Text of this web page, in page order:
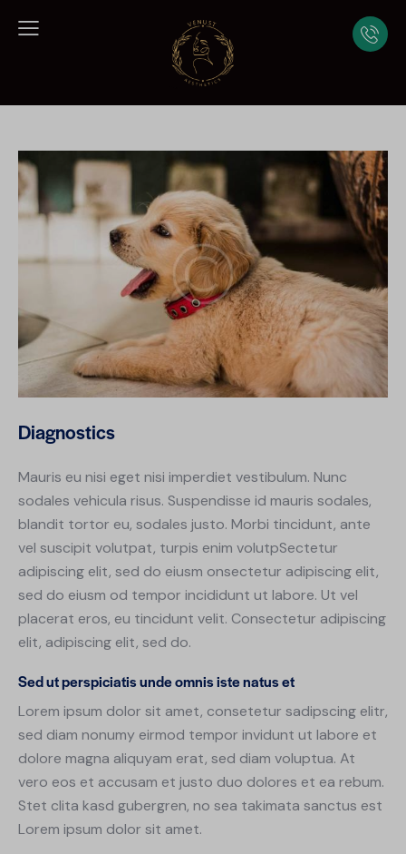
Diagnostics
Mauris eu nisi eget nisi imperdiet vestibulum. Nunc
sodales vehicula risus. Suspendisse id mauris sodales,
blandit tortor eu, sodales justo. Morbi tincidunt, ante
vel suscipit volutpat, turpis enim volutpSectetur
adipiscing elit, sed do eiusm onsectetur adipiscing elit,
sed do eiusm od tempor incididunt ut labore. Ut vel
placerat eros, eu tincidunt velit. Consectetur adipiscing
elit, adipiscing elit, sed do.
Sed ut perspiciatis unde omnis iste natus et
Lorem ipsum dolor sit amet, consetetur sadipscing elitr,
sed diam nonumy eirmod tempor invidunt ut labore et
dolore magna aliquyam erat, sed diam voluptua. At
vero eos et accusam et justo duo dolores et ea rebum.
Stet clita kasd gubergren, no sea takimata sanctus est
Lorem ipsum dolor sit amet.